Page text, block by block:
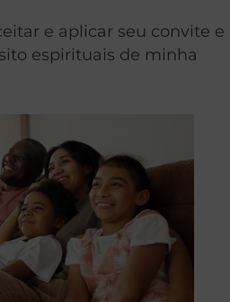
e aplicar seu convite e
espirituais de minha